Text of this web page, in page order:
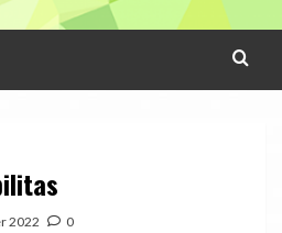
2022 0